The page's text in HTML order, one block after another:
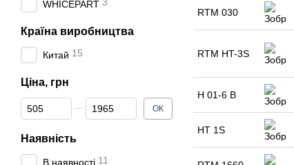
RTM 030
RTM HT-3S
H 01-6 B
HT 1S
WHICEPART
Країна виробництва
Китай 15
Ціна, грн
Від Ціна, грн
До Ціна, грн ОК
Наявність
В наявності 11